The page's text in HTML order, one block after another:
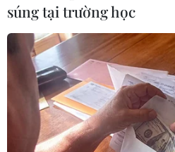
Nai. Với kết quả này,
cuối trên bảng xếp hạng
Trong khi đó, Thanh
khăn để giành chiến
đứng áp chót ở bảng xếp
An. Nguyễn Tiến
từ chấm 11m.
súng tại trường học